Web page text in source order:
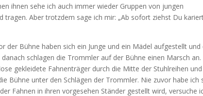
ihnen sehe ich auch immer wieder Gruppen von jungen
tragen. Aber trotzdem sage ich mir: „Ab sofort ziehst Du
der Bühne haben sich ein Junge und ein Mädel aufgestellt und
schlagen die Trommler auf der Bühne einen Marsch an.
gekleidete Fahnenträger durch die Mitte der Stuhlreihen und
Bühne unter den Schlägen der Trommler. Nie zuvor habe ich
Fahnen in ihren vorgesehen Ständer gestellt wird, versuche